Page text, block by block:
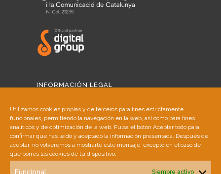
Utilizamos cookies propias y de terceros para fines estrictamente
funcionales, permitiendo la navegación en la web, así como para fines
analíticos y de optimización de la web. Pulsa el botón Aceptar todo para
confirmar que has leído y aceptado la información presentada. Después de
aceptar, no volveremos a mostrarte este mensaje, excepto en el caso de
que borres las cookies de tu dispositivo.
Funcional Siempre activo
INFORMACIÓN LEGAL
Política de Cookies
Política de Privacidad